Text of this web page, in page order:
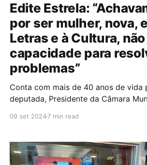
Edite Estrela:
por ser mulher, nova,
Letras e à Cultura,
capacidade para
problemas”
Conta com mais de 40 anos de vida
deputada, Presidente da Câmara
ao trabalho que desenvolveu no
Edite Estrela é um nome
09 set 20247 min read